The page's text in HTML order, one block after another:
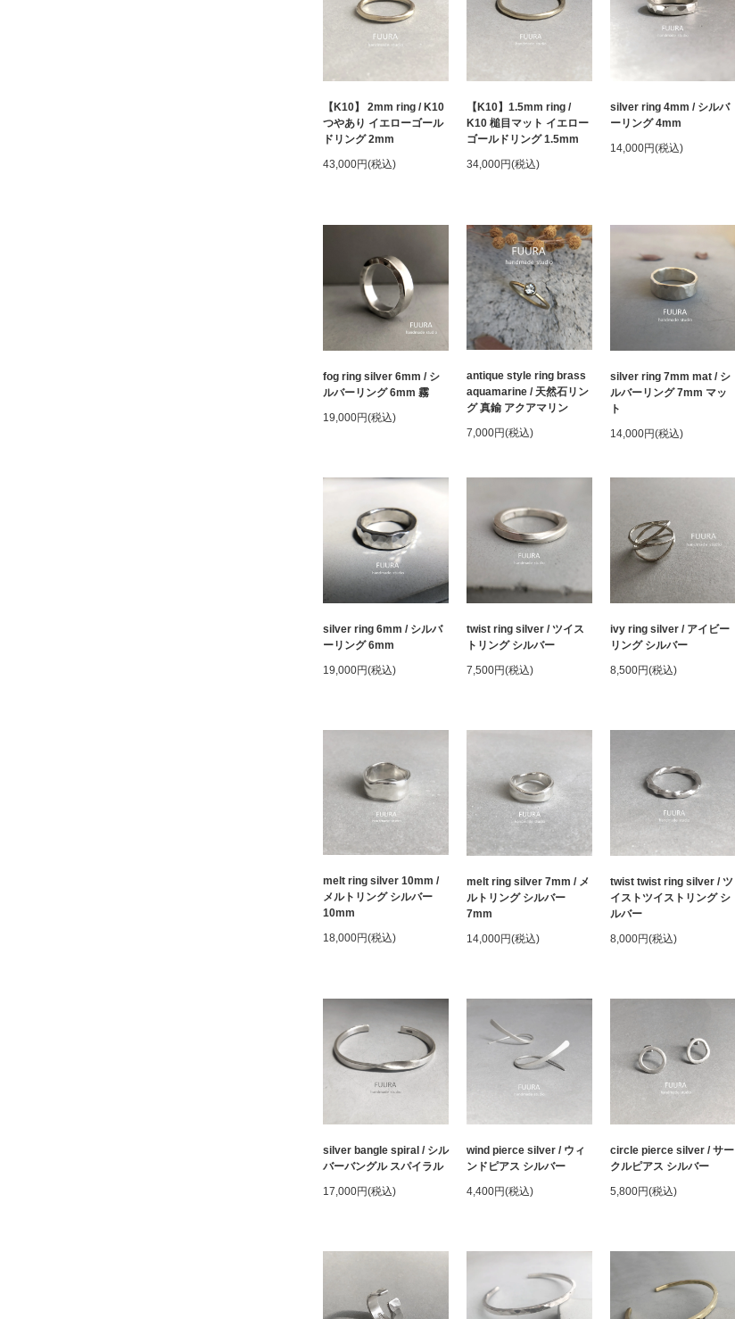
【K10】 2mm ring / K10
つやあり イエローゴール
ドリング 2mm
43,000円(税込)
【K10】1.5mm ring /
K10 槌目マット イエロー
ゴールドリング 1.5mm
34,000円(税込)
silver ring 4mm / シルバ
ーリング 4mm
14,000円(税込)
fog ring silver 6mm / シ
ルバーリング 6mm 霧
19,000円(税込)
antique style ring brass
aquamarine / 天然石リン
グ 真鍮 アクアマリン
7,000円(税込)
silver ring 7mm mat / シ
ルバーリング 7mm マッ
ト
14,000円(税込)
silver ring 6mm / シルバ
ーリング 6mm
19,000円(税込)
twist ring silver / ツイス
トリング シルバー
7,500円(税込)
ivy ring silver / アイビー
リング シルバー
8,500円(税込)
melt ring silver 10mm /
メルトリング シルバー
10mm
18,000円(税込)
melt ring silver 7mm / メ
ルトリング シルバー
7mm
14,000円(税込)
twist twist ring silver / ツ
イストツイストリング シ
ルバー
8,000円(税込)
silver bangle spiral / シル
バーバングル スパイラル
17,000円(税込)
wind pierce silver / ウィ
ンドピアス シルバー
4,400円(税込)
circle pierce silver / サー
クルピアス シルバー
5,800円(税込)